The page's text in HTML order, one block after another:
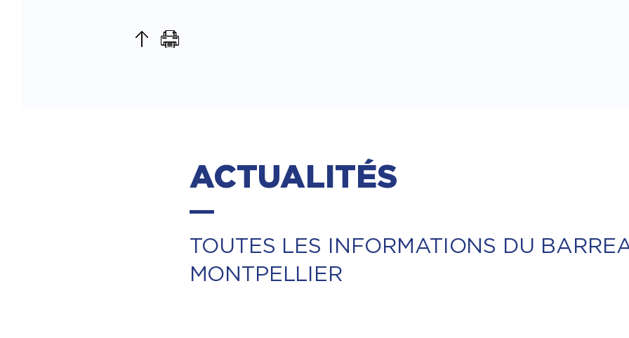
ACTUALITÉS
TOUTES LES INFORMATIONS DU
MONTPELLIER